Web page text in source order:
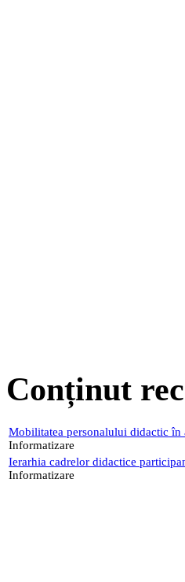
Conținut
Mobilitatea personalului didactic în
Informatizare
Ierarhia cadrelor didactice
Informatizare